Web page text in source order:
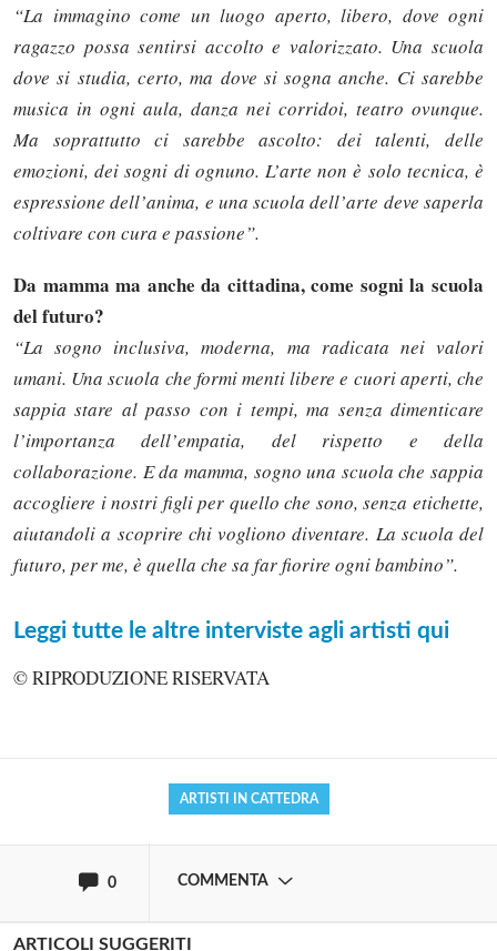
“La immagino come un luogo aperto, libero, dove ogni
ragazzo possa sentirsi accolto e valorizzato. Una scuola
dove si studia, certo, ma dove si sogna anche. Ci sarebbe
musica in ogni aula, danza nei corridoi, teatro ovunque.
Ma soprattutto ci sarebbe ascolto: dei talenti, delle
emozioni, dei sogni di ognuno. L’arte non è solo tecnica, è
espressione dell’anima, e una scuola dell’arte deve saperla
coltivare con cura e passione”.
Da mamma ma anche da cittadina, come sogni la scuola
del futuro?
“La sogno inclusiva, moderna, ma radicata nei valori
umani. Una scuola che formi menti libere e cuori aperti, che
sappia stare al passo con i tempi, ma senza dimenticare
l’importanza dell’empatia, del rispetto e della
collaborazione. E da mamma, sogno una scuola che sappia
accogliere i nostri figli per quello che sono, senza etichette,
aiutandoli a scoprire chi vogliono diventare. La scuola del
futuro, per me, è quella che sa far fiorire ogni bambino”.
Leggi tutte le altre interviste agli artisti qui
© RIPRODUZIONE RISERVATA
ARTISTI IN CATTEDRA
0 COMMENTA
Solo gli utenti registrati possono
ARTICOLI SUGGERITI